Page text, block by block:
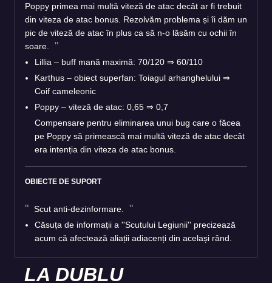
Poppy primea mai multă viteză de atac decât ar fi trebuit
din viteza de atac bonus. Rezolvăm problema și îi dăm un
pic de viteză de atac în plus ca să n-o lăsăm cu ochii în
soare.
Lillia – buff mană maximă: 70/120 ⇒ 60/110
Karthus – obiect superfan: Toiagul arhanghelului ⇒
Coif cameleonic
Poppy – viteză de atac: 0,65 ⇒ 0,7
Compensare pentru eliminarea unui bug care o făcea
pe Poppy să primească mai multă viteză de atac decât
era intenția din viteza de atac bonus.
OBIECTE DE SUPORT
Scut anti-dezinformare.
Căsuța de informații a ''Scutului Legiunii'' precizează
acum că afectează aliații adiacenți din același rând.
LA DUBLU